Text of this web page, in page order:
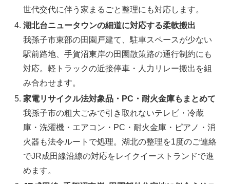
世代交代に伴う家まるごと整理にも対応します。
湖北台ニュータウンの細道に対応する柔軟搬出
我孫子市東部の田園戸建て、駐車スペースが少ない
駅前路地、手賀沼東岸の田園散策路の通行制約にも
対応。軽トラックの近接停車・人力リレー搬出を組
み合わせます。
家電リサイクル法対象品・PC・耐火金庫もまとめて
我孫子市の粗大ごみで引き取れないテレビ・冷蔵
庫・洗濯機・エアコン・PC・耐火金庫・ピアノ・消
火器も法令ルートで処理。湖北の整理を1度のご連絡
でJR成田線沿線の対応をレイクイーストランドで進
めます。